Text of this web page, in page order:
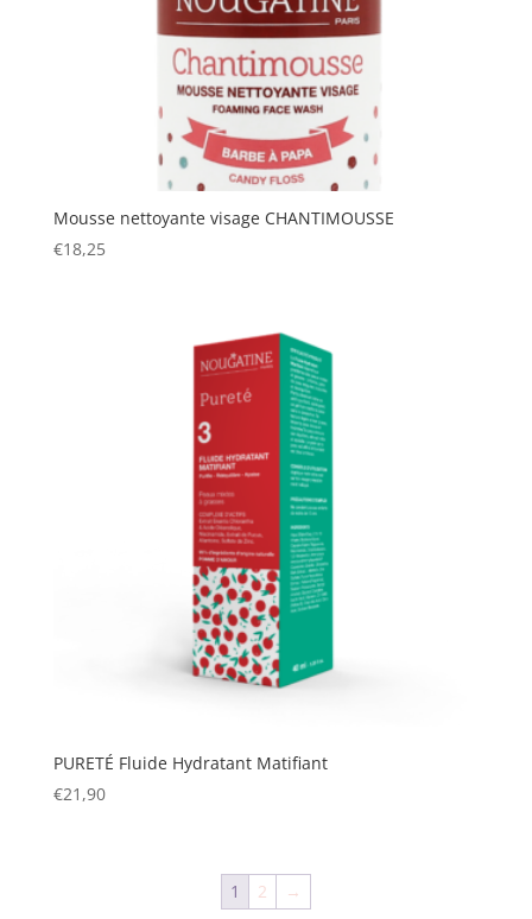
Mousse nettoyante visage CHANTIMOUSSE
€18,25
PURETÉ Fluide Hydratant Matifiant
€21,90
1 2 →